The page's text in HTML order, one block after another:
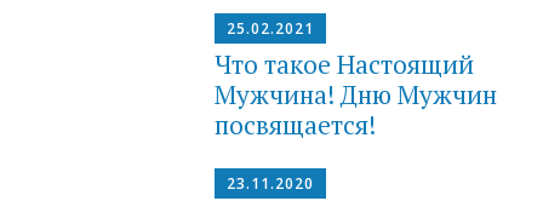
25.02.2021
Что такое Настоящий
Мужчина! Дню Мужчин
посвящается!
23.11.2020